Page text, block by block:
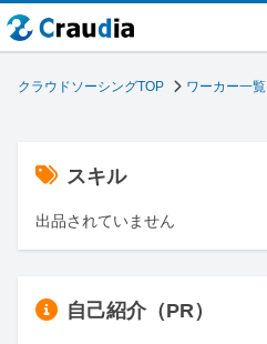
クラウドソーシングTOP ワーカー一覧
スキル
出品されていません
自己紹介（PR）